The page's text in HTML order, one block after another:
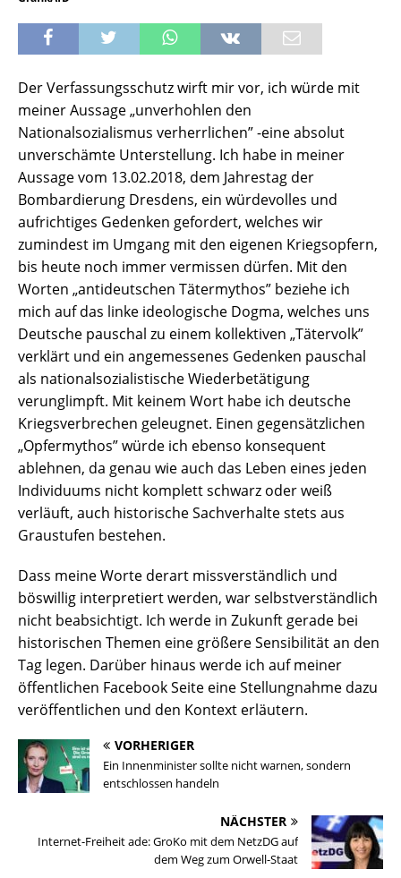
Der Verfassungsschutz wirft mir vor, ich würde mit
meiner Aussage „unverhohlen den
Nationalsozialismus verherrlichen” -eine absolut
unverschämte Unterstellung. Ich habe in meiner
Aussage vom 13.02.2018, dem Jahrestag der
Bombardierung Dresdens, ein würdevolles und
aufrichtiges Gedenken gefordert, welches wir
zumindest im Umgang mit den eigenen Kriegsopfern,
bis heute noch immer vermissen dürfen. Mit den
Worten „antideutschen Tätermythos” beziehe ich
mich auf das linke ideologische Dogma, welches uns
Deutsche pauschal zu einem kollektiven „Tätervolk”
verklärt und ein angemessenes Gedenken pauschal
als nationalsozialistische Wiederbetätigung
verunglimpft. Mit keinem Wort habe ich deutsche
Kriegsverbrechen geleugnet. Einen gegensätzlichen
„Opfermythos” würde ich ebenso konsequent
ablehnen, da genau wie auch das Leben eines jeden
Individuums nicht komplett schwarz oder weiß
verläuft, auch historische Sachverhalte stets aus
Graustufen bestehen.
Dass meine Worte derart missverständlich und
böswillig interpretiert werden, war selbstverständlich
nicht beabsichtigt. Ich werde in Zukunft gerade bei
historischen Themen eine größere Sensibilität an den
Tag legen. Darüber hinaus werde ich auf meiner
öffentlichen Facebook Seite eine Stellungnahme dazu
veröffentlichen und den Kontext erläutern.
VORHERIGER
Ein Innenminister sollte nicht warnen, sondern
entschlossen handeln
NÄCHSTER
Internet-Freiheit ade: GroKo mit dem NetzDG auf
dem Weg zum Orwell-Staat